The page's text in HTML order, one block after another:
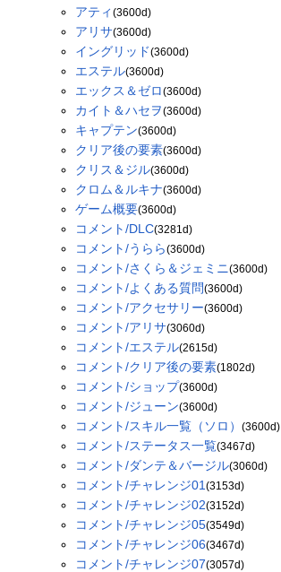
アティ(3600d)
アリサ(3600d)
イングリッド(3600d)
エステル(3600d)
エックス＆ゼロ(3600d)
カイト＆ハセヲ(3600d)
キャプテン(3600d)
クリア後の要素(3600d)
クリス＆ジル(3600d)
クロム＆ルキナ(3600d)
ゲーム概要(3600d)
コメント/DLC(3281d)
コメント/うらら(3600d)
コメント/さくら＆ジェミニ(3600d)
コメント/よくある質問(3600d)
コメント/アクセサリー(3600d)
コメント/アリサ(3060d)
コメント/エステル(2615d)
コメント/クリア後の要素(1802d)
コメント/ショップ(3600d)
コメント/ジューン(3600d)
コメント/スキル一覧（ソロ）(3600d)
コメント/ステータス一覧(3467d)
コメント/ダンテ＆バージル(3060d)
コメント/チャレンジ01(3153d)
コメント/チャレンジ02(3152d)
コメント/チャレンジ05(3549d)
コメント/チャレンジ06(3467d)
コメント/チャレンジ07(3057d)